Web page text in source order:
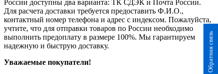
Обратная связь
России доступны два варианта: ТК СДЭК и Почта России.
Для расчета доставки требуется предоставить Ф.И.О.,
контактный номер телефона и адрес с индексом. Пожалуйста,
учтите, что для отправки товаров по России необходимо
выполнить предоплату в размере 100%. Мы гарантируем
надежную и быструю доставку.
Уважаемые покупатели!